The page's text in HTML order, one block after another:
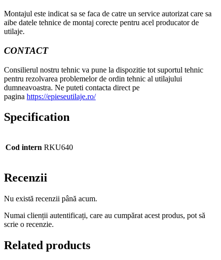
Montajul este indicat sa se faca de catre un service autorizat care sa
aibe datele tehnice de montaj corecte pentru acel producator de
utilaje.
CONTACT
Consilierul nostru tehnic va pune la dispozitie tot suportul tehnic
pentru rezolvarea problemelor de ordin tehnic al utilajului
dumneavoastra. Ne puteti contacta direct pe
pagina https://epieseutilaje.ro/
Specification
Cod intern RKU640
Recenzii
Nu există recenzii până acum.
Numai clienții autentificați, care au cumpărat acest produs, pot să
scrie o recenzie.
Related products